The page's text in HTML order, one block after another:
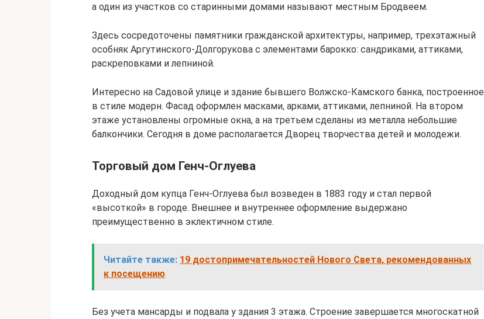
а один из участков со старинными домами называют местным Бродвеем.
Здесь сосредоточены памятники гражданской архитектуры, например, трехэтажный
особняк Аргутинского-Долгорукова с элементами барокко: сандриками, аттиками,
раскреповками и лепниной.
Интересно на Садовой улице и здание бывшего Волжско-Камского банка, построенное
в стиле модерн. Фасад оформлен масками, арками, аттиками, лепниной. На втором
этаже установлены огромные окна, а на третьем сделаны из металла небольшие
балкончики. Сегодня в доме располагается Дворец творчества детей и молодежи.
Торговый дом Генч-Оглуева
Доходный дом купца Генч-Оглуева был возведен в 1883 году и стал первой
«высоткой» в городе. Внешнее и внутреннее оформление выдержано
преимущественно в эклектичном стиле.
Читайте также: 19 достопримечательностей Нового Света, рекомендованных
к посещению
Без учета мансарды и подвала у здания 3 этажа. Строение завершается многоскатной